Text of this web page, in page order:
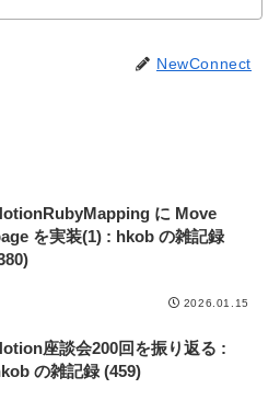
NewConnect
に Move
を実装(1) : hkob の雑記録
2026.01.15
座談会200回を振り返る :
の雑記録 (459)